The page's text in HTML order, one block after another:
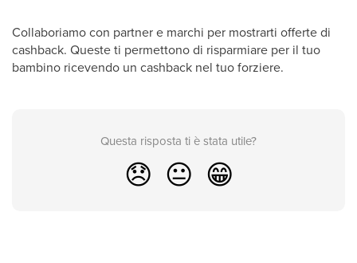
Collaboriamo con partner e marchi per mostrarti offerte di
cashback. Queste ti permettono di risparmiare per il tuo
bambino ricevendo un cashback nel tuo forziere.
Questa risposta ti è stata utile?
😞 😐 😁